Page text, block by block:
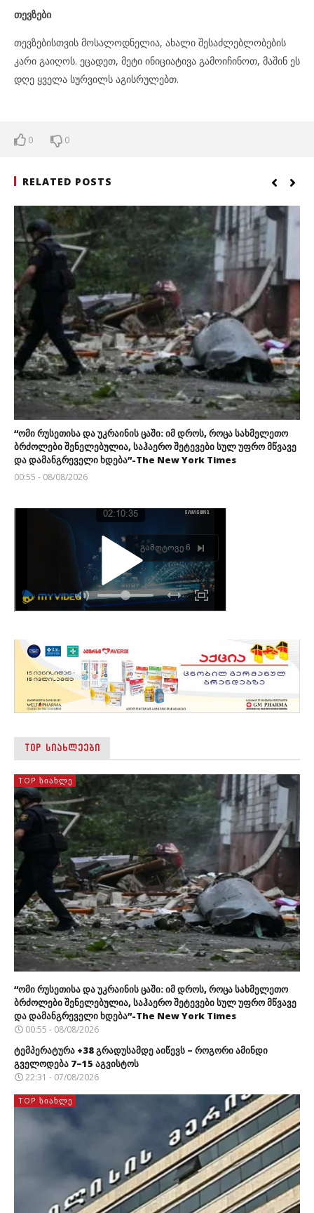
თევზები
თევზებისთვის მოსალოდნელია, ახალი შესაძლებლობების
კარი გაიღოს. ეცადეთ, მეტი ინიციატივა გამოიჩინოთ, მაშინ ეს
დღე ყველა სურვილს აგისრულებთ.
0 0
RELATED POSTS
“ომი რუსეთისა და უკრაინის ცაში: იმ დროს, როცა სახმელეთო
ბრძოლები შენელებულია, საჰაერო შეტევები სულ უფრო მწვავე
და დამანგრეველი ხდება”-The New York Times
00:55 - 08/08/2026
TOP ᲡᲘᲐᲮᲚᲔᲔᲑᲘ
TOP ᲡᲘᲐᲮᲚᲔ
“ომი რუსეთისა და უკრაინის ცაში: იმ დროს, როცა სახმელეთო
ბრძოლები შენელებულია, საჰაერო შეტევები სულ უფრო მწვავე
და დამანგრეველი ხდება”-The New York Times
00:55 - 08/08/2026
ტემპერატურა +38 გრადუსამდე აიწევს – როგორი ამინდი
გველოდება 7–15 აგვისტოს
22:31 - 07/08/2026
TOP ᲡᲘᲐᲮᲚᲔ